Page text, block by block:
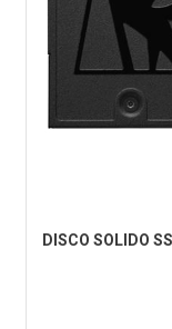
DISCO SOLIDO